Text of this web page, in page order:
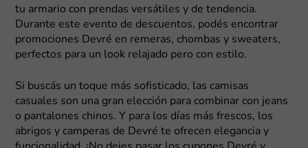
tu armario con prendas versátiles y de tendencia.
Durante este evento de descuentos, podés encontrar
promociones Devré en remeras, chombas y sweaters,
perfectos para un look relajado pero con estilo.
Si buscás un toque más sofisticado, las camisas
casuales son una gran elección para combinar con jeans
o pantalones chinos. Y para los días más frescos, los
abrigos y camperas de Devré te ofrecen elegancia y